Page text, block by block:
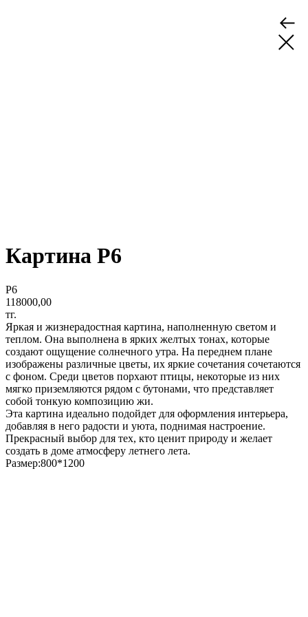
Картина P6
P6
118000,00
тг.
Яркая и жизнерадостная картина, наполненную светом и
теплом. Она выполнена в ярких желтых тонах, которые
создают ощущение солнечного утра. На переднем плане
изображены различные цветы, их яркие сочетания сочетаются
с фоном. Среди цветов порхают птицы, некоторые из них
мягко приземляются рядом с бутонами, что представляет
собой тонкую композицию жи.
Эта картина идеально подойдет для оформления интерьера,
добавляя в него радости и уюта, поднимая настроение.
Прекрасный выбор для тех, кто ценит природу и желает
создать в доме атмосферу летнего лета.
Размер:800*1200